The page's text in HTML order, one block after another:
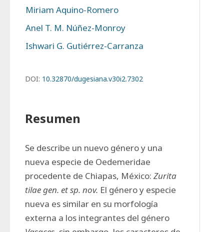
Miriam Aquino-Romero
Anel T. M. Núñez-Monroy
Ishwari G. Gutiérrez-Carranza
DOI: 10.32870/dugesiana.v30i2.7302
Resumen
Se describe un nuevo género y una
nueva especie de Oedemeridae
procedente de Chiapas, México: Zurita
tilae gen. et sp. nov. El género y especie
nueva es similar en su morfología